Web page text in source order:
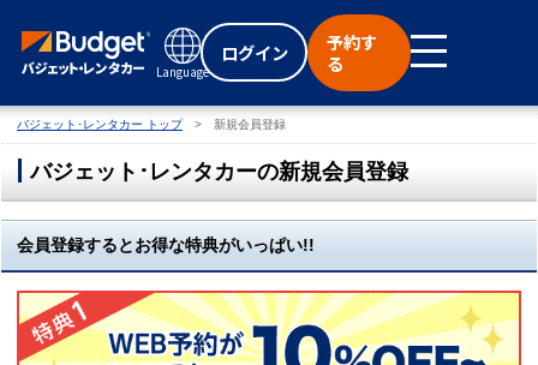
Language
ログイン
予約す
る
バジェット･レンタカー トップ 新規会員登録
バジェット･レンタカーの新規会員登録
会員登録するとお得な特典がいっぱい!!